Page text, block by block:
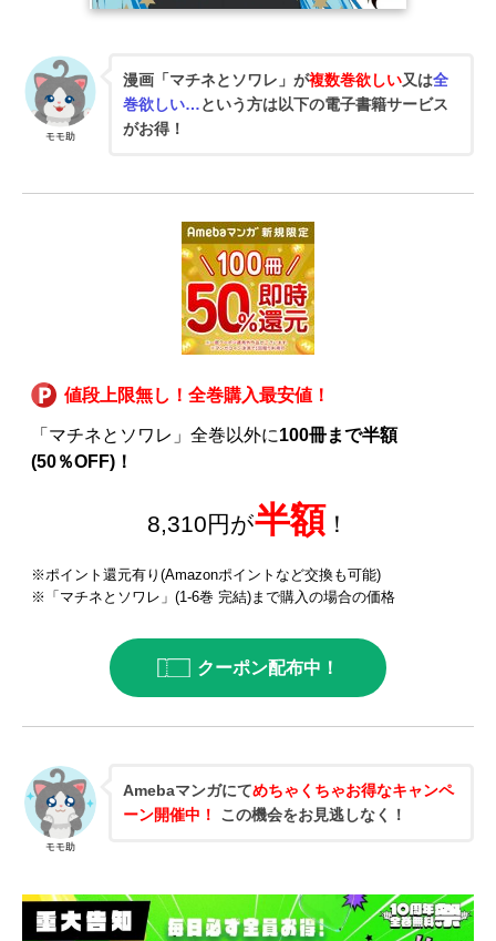
モモ助
漫画「マチネとソワレ」が複数巻欲しい又は全
巻欲しい…という方は以下の電子書籍サービス
がお得！
値段上限無し！全巻購入最安値！
「マチネとソワレ」全巻以外に100冊まで半額
(50％OFF)！
8,310円が半額 ！
※ポイント還元有り(Amazonポイントなど交換も可能)
※「マチネとソワレ」(1-6巻 完結)まで購入の場合の価格
クーポン配布中！
モモ助
Amebaマンガにてめちゃくちゃお得なキャンペ
ーン開催中！
この機会をお見逃しなく！